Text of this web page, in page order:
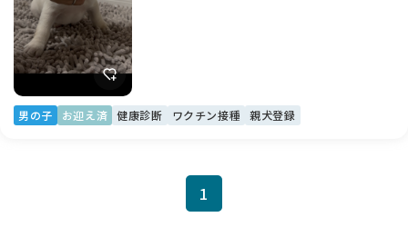
男の子 お迎え済 健康診断 ワクチン接種 親犬登録
1